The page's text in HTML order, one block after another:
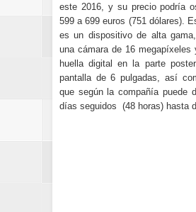
este 2016, y su precio podría
599 a 699 euros (751 dólares).
es un dispositivo de alta
una cámara de 16 megapíxeles
huella digital en la parte
pantalla de 6 pulgadas, así
que según la compañía puede
días seguidos (48 horas) hasta